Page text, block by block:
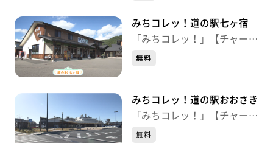
みちコレッ！道の駅七ヶ宿
「みちコレッ！」【チャー
ジ！】
無料
みちコレッ！道の駅おおさき
「みちコレッ！」【チャー
ジ！】
無料